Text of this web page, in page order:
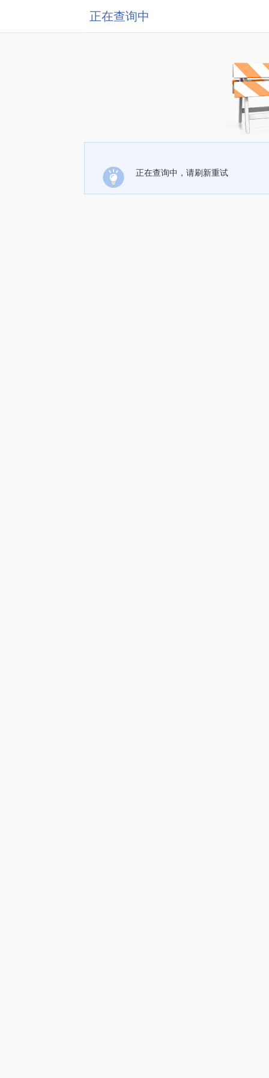
正在查询中
正在查询中，请刷新重试